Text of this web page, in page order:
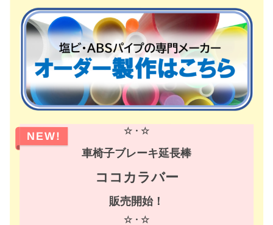
NEW! ☆・☆
車椅子ブレーキ延長棒
ココカラバー
販売開始！
☆・☆